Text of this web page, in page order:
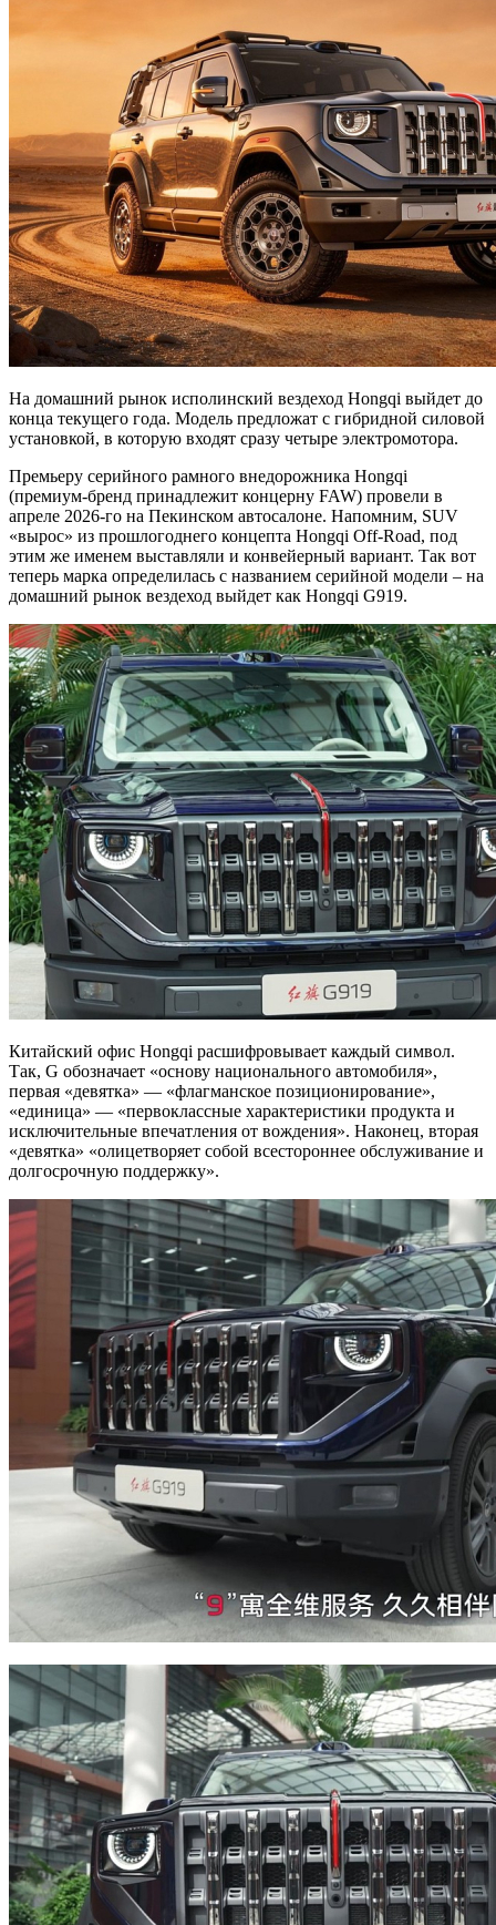
На домашний рынок исполинский вездеход Hongqi выйдет до
конца текущего года. Модель предложат с гибридной силовой
установкой, в которую входят сразу четыре электромотора.
Премьеру серийного рамного внедорожника Hongqi
(премиум-бренд принадлежит концерну FAW) провели в
апреле 2026-го на Пекинском автосалоне. Напомним, SUV
«вырос» из прошлогоднего концепта Hongqi Off-Road, под
этим же именем выставляли и конвейерный вариант. Так вот
теперь марка определилась с названием серийной модели – на
домашний рынок вездеход выйдет как Hongqi G919.
Китайский офис Hongqi расшифровывает каждый символ.
Так, G обозначает «основу национального автомобиля»,
первая «девятка» — «флагманское позиционирование»,
«единица» — «первоклассные характеристики продукта и
исключительные впечатления от вождения». Наконец, вторая
«девятка» «олицетворяет собой всестороннее обслуживание и
долгосрочную поддержку».